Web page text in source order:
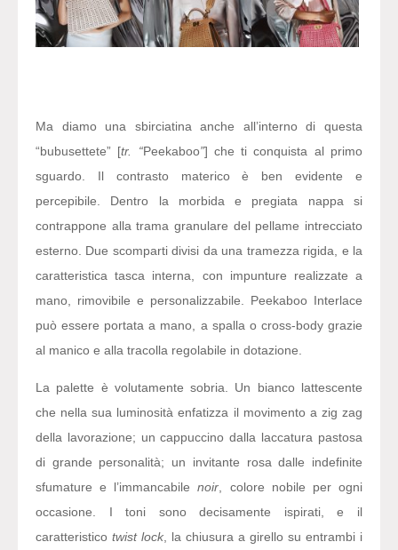
Ma diamo una sbirciatina anche all’interno di questa
“bubusettete” [tr. “Peekaboo”] che ti conquista al primo
sguardo. Il contrasto materico è ben evidente e
percepibile. Dentro la morbida e pregiata nappa si
contrappone alla trama granulare del pellame intrecciato
esterno. Due scomparti divisi da una tramezza rigida, e la
caratteristica tasca interna, con impunture realizzate a
mano, rimovibile e personalizzabile. Peekaboo Interlace
può essere portata a mano, a spalla o cross-body grazie
al manico e alla tracolla regolabile in dotazione.
La palette è volutamente sobria. Un bianco lattescente
che nella sua luminosità enfatizza il movimento a zig zag
della lavorazione; un cappuccino dalla laccatura pastosa
di grande personalità; un invitante rosa dalle indefinite
sfumature e l’immancabilenoir , colore nobile per ogni
occasione. I toni sono decisamente ispirati, e il
caratteristico twist lock , la chiusura a girello su entrambi i